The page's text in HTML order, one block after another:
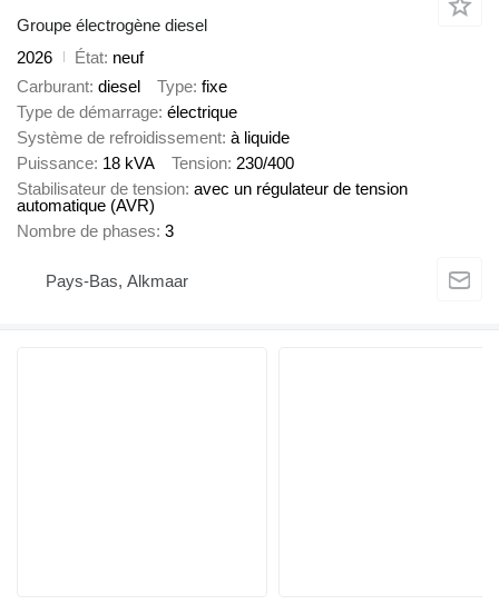
Groupe électrogène diesel
2026
État neuf
Carburant diesel Type fixe
Type de démarrage électrique
Système de refroidissement à liquide
Puissance 18 kVA Tension 230/400
Stabilisateur de tension avec un régulateur de tension
automatique (AVR)
Nombre de phases 3
Pays-Bas, Alkmaar